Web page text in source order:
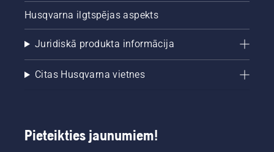
Husqvarna ilgtspējas aspekts
Juridiskā produkta informācija
Citas Husqvarna vietnes
Pieteikties jaunumiem!